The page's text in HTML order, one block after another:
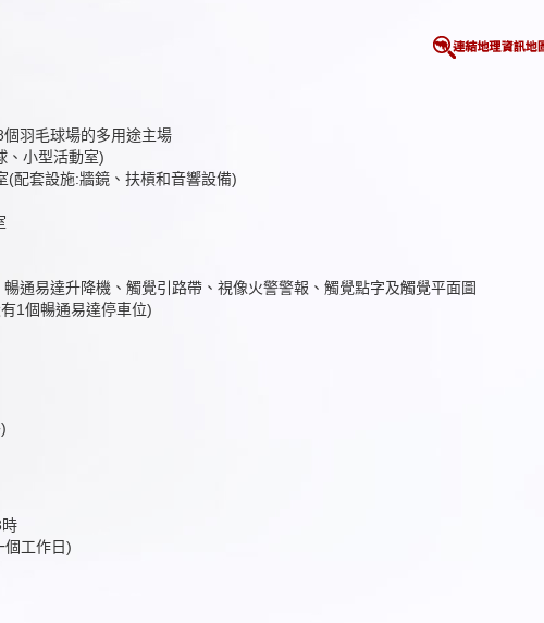
羽毛球場的多用途主場
、小型活動室)
(配套設施:牆鏡、扶槓和音響設備)
通易達升降機、觸覺引路帶、視像火警警報、觸覺點字及觸覺平面圖
1個暢通易達停車位)
個工作日)